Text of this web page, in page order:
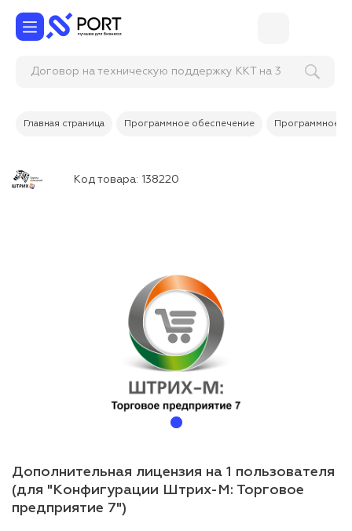
Договор на техническую поддержку ККТ на 3
Главная страница Программное обеспечение Программное
Код товара: 138220
Дополнительная лицензия на 1 пользователя
(для "Конфигурации Штрих-М: Торговое
предприятие 7")